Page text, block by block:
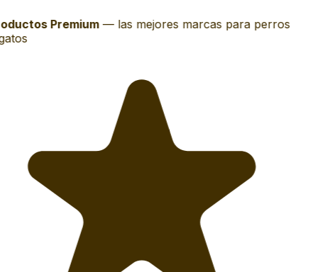
Premium— las mejores marcas para perros